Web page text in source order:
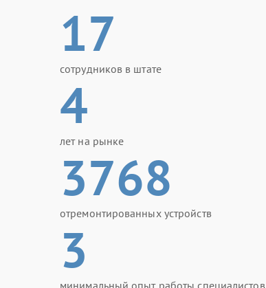
17
сотрудников в штате
4
лет на рынке
3768
отремонтированных устройств
3
минимальный опыт работы специалистов